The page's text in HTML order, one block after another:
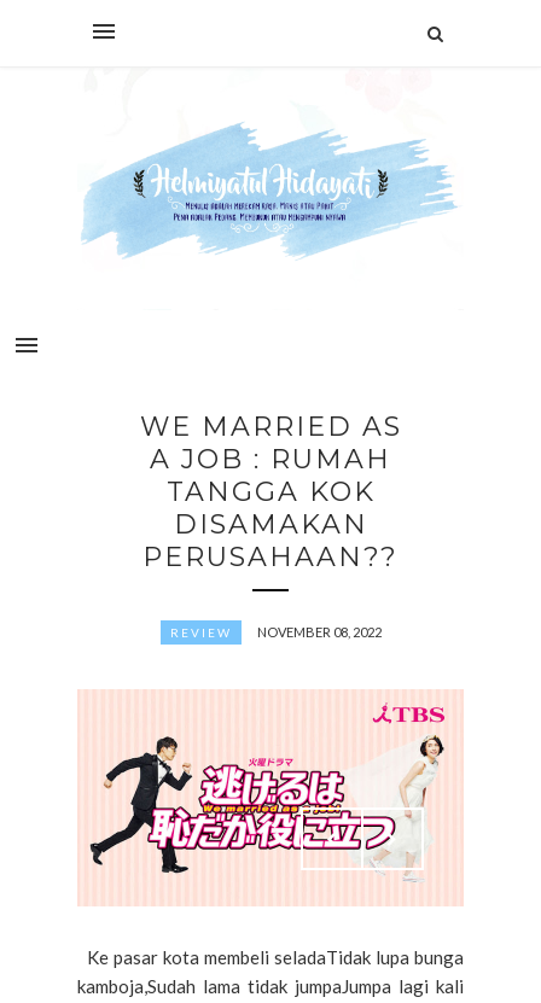
WE MARRIED AS
A JOB : RUMAH
TANGGA KOK
DISAMAKAN
PERUSAHAAN??
REVIEW NOVEMBER 08, 2022
Ke pasar kota membeli seladaTidak lupa bunga
kamboja,Sudah lama tidak jumpaJumpa lagi kali